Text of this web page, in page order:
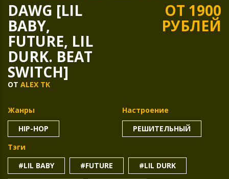
DAWG [LIL
BABY,
FUTURE, LIL
DURK. BEAT
SWITCH]
ОТ ALEX TK
ОТ 1900
РУБЛЕЙ
Жанры
HIP-HOP
Настроение
РЕШИТЕЛЬНЫЙ
Тэги
#LIL BABY
#FUTURE #LIL DURK